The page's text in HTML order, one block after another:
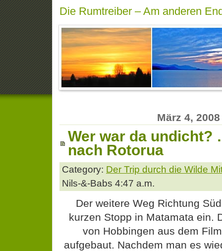
Die Rumtreiber – Am anderen
März 4, 2008
Wer war da undicht?
nach Rotorua
Category: Der Trip durch die Wilde
Nils-&-Babs 4:47 a.m.
Der weitere Weg Richtung
kurzen Stopp in Matamata ein.
von Hobbingen aus dem
aufgebaut. Nachdem man es